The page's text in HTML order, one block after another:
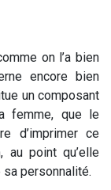
on l’a bien
encore bien
un composant
femme, que le
d’imprimer ce
au point qu’elle
personnalité.